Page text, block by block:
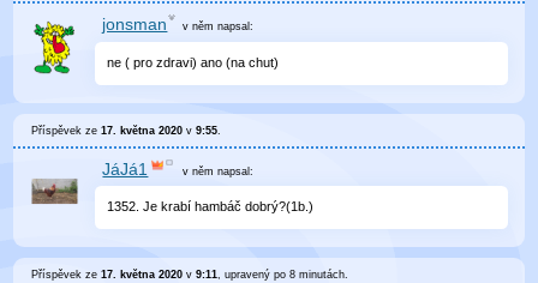
jonsman v něm napsal:
ne ( pro zdravi) ano (na chut)
Příspěvek ze17. května 2020 v9:55
JáJá1 v něm napsal:
1352. Je krabí hambáč dobrý?(1b.)
Příspěvek ze17. května 2020 v9:11, upravenýpo 8 minutách.